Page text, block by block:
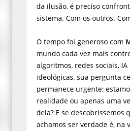
da ilusão, é preciso
sistema. Com os outros.
O tempo foi generoso com
mundo cada vez mais
algoritmos, redes sociais, IA
ideológicas, sua pergunta
permanece urgente:
realidade ou apenas uma
dela? E se descobríssemos
achamos ser verdade é, na